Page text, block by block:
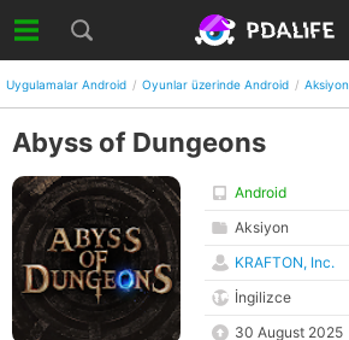
Uygulamalar Android Oyunlar üzerinde Android Aksiyon
Abyss of Dungeons
Android
Aksiyon
KRAFTON, Inc.
İngilizce
30 August 2025